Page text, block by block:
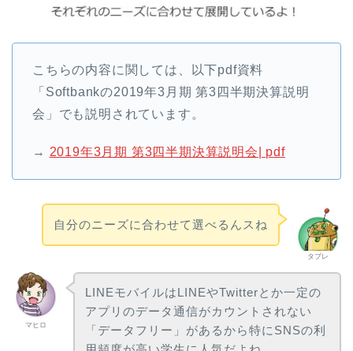
こちらの内容に関しては、以下pdf資料
「Softbankの2019年3月期 第3四半期決算説明
会」でも説明されています。
→ 2019年3月期 第3四半期決算説明会| pdf
タブレ
自分のニーズに合わせて選べるんスね
マヒロ
LINEモバイルはLINEやTwitterとか一定の
アプリのデータ通信がカウントされない
「データフリー」があるから特にSNSの利